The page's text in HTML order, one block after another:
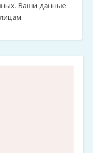
Ваши данные